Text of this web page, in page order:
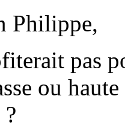
Philippe,
pas
ou